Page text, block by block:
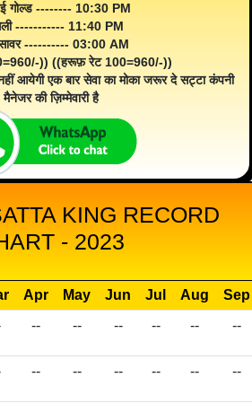
गोल्ड -------- 10:30 PM
----------- 11:40 PM
---------- 03:00 AM
)) ((हरूफ़ रेट 100=960/-))
आयेगी एक बार सेवा का मोका जरूर दे सट्टा कंपनी
मैनेजर की ज़िम्मेवारी है
KING RECORD
- 2023
Apr May Jun Jul Aug
Sep
-- -- -- -- -- --
-- -- -- -- -- --